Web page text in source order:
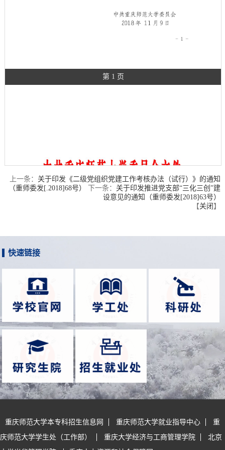
第 1 页
第 2 页
上一条： 关于印发《二级党组织党建工作考核办法（试行）》的通知
（重师委发[.2018]68号）
下一条： 关于印发推进党支部“三化三创”建
设意见的通知（重师委发[2018]63号）
【关闭 】
快速链接
重庆师范大学本专科招生信息网 重庆师范大学就业指导中心
重
庆师范大学学生处（工作部）
重庆大学经济与工商管理学院
北京